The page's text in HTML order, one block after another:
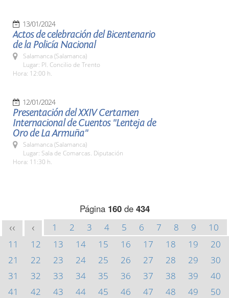
13/01/2024
Actos de celebración del Bicentenario
de la Policía Nacional
Salamanca (Salamanca)
Lugar: Pl. Concilio de Trento
Hora: 12:00 h.
12/01/2024
Presentación del XXIV Certamen
Internacional de Cuentos "Lenteja de
Oro de La Armuña"
Salamanca (Salamanca)
Lugar: Sala de Comarcas. Diputación
Hora: 11:30 h.
Página 160de 434
<< < 1 2 3 4 5 6 7 8 9
10
11
12 13 14 15 16 17 18 19
20
21
22 23 24 25 26 27 28 29
30
31
32 33 34 35 36 37 38 39
40
41
42 43 44 45 46 47 48 49
50